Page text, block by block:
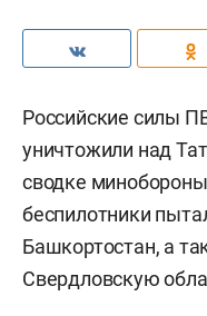
Российские силы
уничтожили над
сводке
беспилотники
Башкортостан, а
Свердловскую